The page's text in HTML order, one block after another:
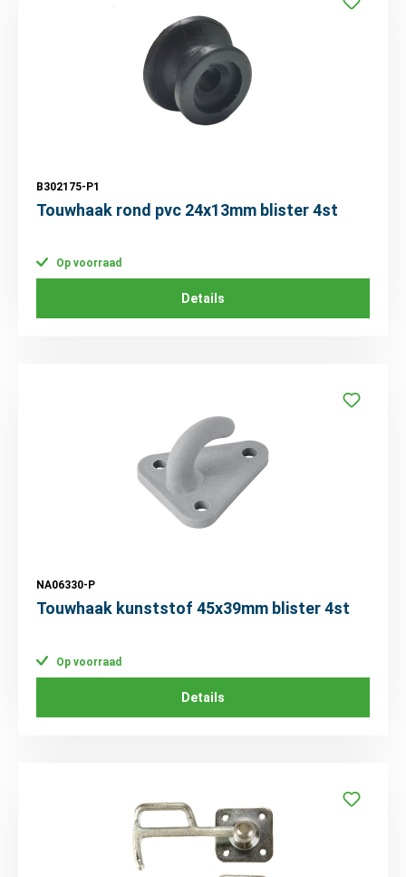
B302175-P1
Touwhaak rond pvc 24x13mm blister 4st
Op voorraad
Details
NA06330-P
Touwhaak kunststof 45x39mm blister 4st
Op voorraad
Details